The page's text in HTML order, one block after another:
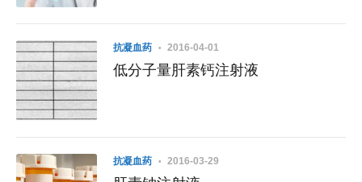
抗凝血药 2016-04-01
低分子量肝素钙注射液
抗凝血药 2016-03-29